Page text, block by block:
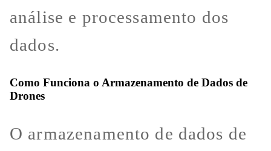
análise e processamento dos
dados.
Como Funciona o Armazenamento de Dados de
Drones
O armazenamento de dados de